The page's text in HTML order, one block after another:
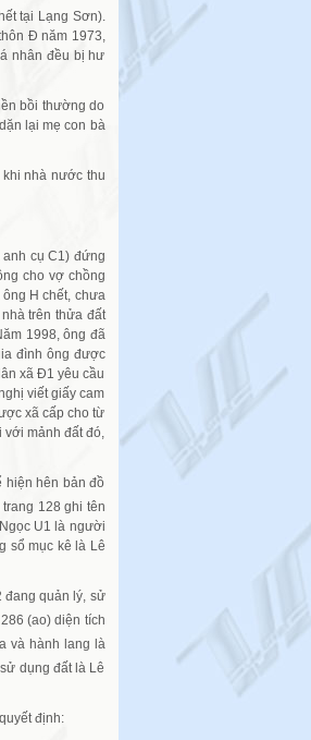
tại Lạng Sơn).
Đ năm 1973,
nhân đều bị hư
bồi thường do
lại mẹ con bà
nhà nước thu
cụ C1) đứng
cho vợ chồng
H chết, chưa
trên thửa đất
1998, ông đã
đình ông được
xã Đ1 yêu cầu
viết giấy cam
xã cấp cho từ
với mảnh đất đó,
hiện hên bản đồ
128 ghi tên
U1 là người
sổ mục kê là Lê
đang quản lý, sử
(ao) diện tích
và hành lang là
dụng đất là Lê
định: